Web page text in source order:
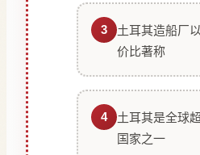
3
土耳其造船厂
价比著称
4
土耳其是全球
国家之一